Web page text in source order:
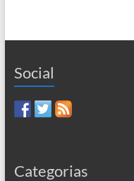
Social
Categorias